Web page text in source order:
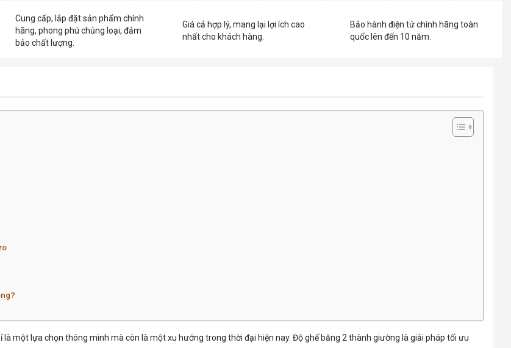
Cung cấp, lắp đặt sản phẩm chính
hãng, phong phú chủng loại, đảm
bảo chất lượng.
Giá cả hợp lý, mang lại lợi ích cao
nhất cho khách hàng.
Bảo hành điện tử chính hãng toàn
quốc lên đến 10 năm.
một lựa chọn thông minh mà còn là một xu hướng trong thời đại hiện nay. Độ ghế băng 2 thành giường là giải pháp tối ưu